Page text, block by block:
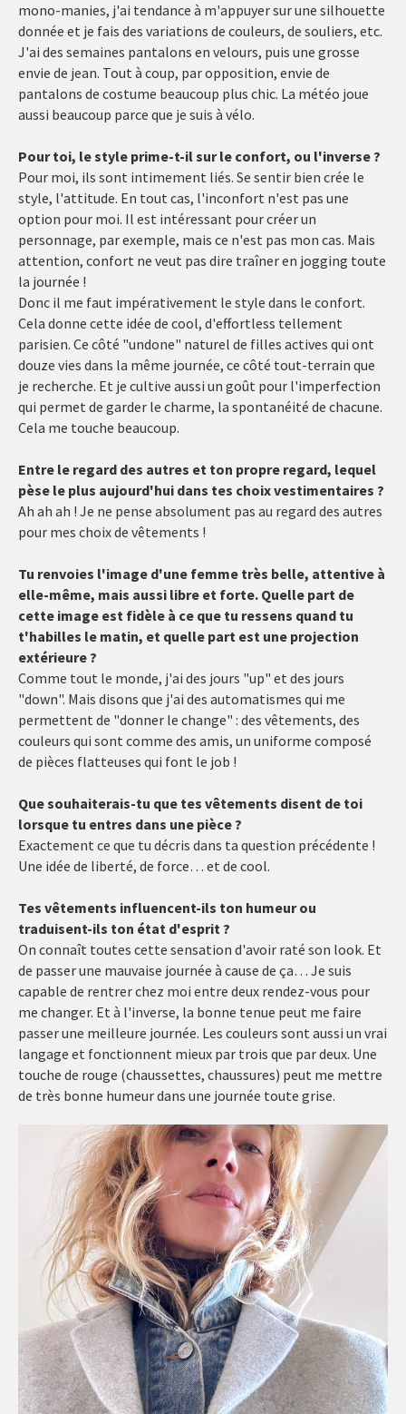
mono-manies, j'ai tendance à m'appuyer sur une silhouette
donnée et je fais des variations de couleurs, de souliers, etc.
J'ai des semaines pantalons en velours, puis une grosse
envie de jean. Tout à coup, par opposition, envie de
pantalons de costume beaucoup plus chic. La météo joue
aussi beaucoup parce que je suis à vélo.
Pour toi, le style prime-t-il sur le confort, ou l'inverse ?
Pour moi, ils sont intimement liés. Se sentir bien crée le
style, l'attitude. En tout cas, l'inconfort n'est pas une
option pour moi. Il est intéressant pour créer un
personnage, par exemple, mais ce n'est pas mon cas. Mais
attention, confort ne veut pas dire traîner en jogging toute
la journée !
Donc il me faut impérativement le style dans le confort.
Cela donne cette idée de cool, d'effortless tellement
parisien. Ce côté "undone" naturel de filles actives qui ont
douze vies dans la même journée, ce côté tout-terrain que
je recherche. Et je cultive aussi un goût pour l'imperfection
qui permet de garder le charme, la spontanéité de chacune.
Cela me touche beaucoup.
Entre le regard des autres et ton propre regard, lequel
pèse le plus aujourd'hui dans tes choix vestimentaires ?
Ah ah ah ! Je ne pense absolument pas au regard des autres
pour mes choix de vêtements !
Tu renvoies l'image d'une femme très belle, attentive à
elle-même, mais aussi libre et forte. Quelle part de
cette image est fidèle à ce que tu ressens quand tu
t'habilles le matin, et quelle part est une projection
extérieure ?
Comme tout le monde, j'ai des jours "up" et des jours
"down". Mais disons que j'ai des automatismes qui me
permettent de "donner le change" : des vêtements, des
couleurs qui sont comme des amis, un uniforme composé
de pièces flatteuses qui font le job !
Que souhaiterais-tu que tes vêtements disent de toi
lorsque tu entres dans une pièce ?
Exactement ce que tu décris dans ta question précédente !
Une idée de liberté, de force… et de cool.
Tes vêtements influencent-ils ton humeur ou
traduisent-ils ton état d'esprit ?
On connaît toutes cette sensation d'avoir raté son look. Et
de passer une mauvaise journée à cause de ça… Je suis
capable de rentrer chez moi entre deux rendez-vous pour
me changer. Et à l'inverse, la bonne tenue peut me faire
passer une meilleure journée. Les couleurs sont aussi un vrai
langage et fonctionnent mieux par trois que par deux. Une
touche de rouge (chaussettes, chaussures) peut me mettre
de très bonne humeur dans une journée toute grise.